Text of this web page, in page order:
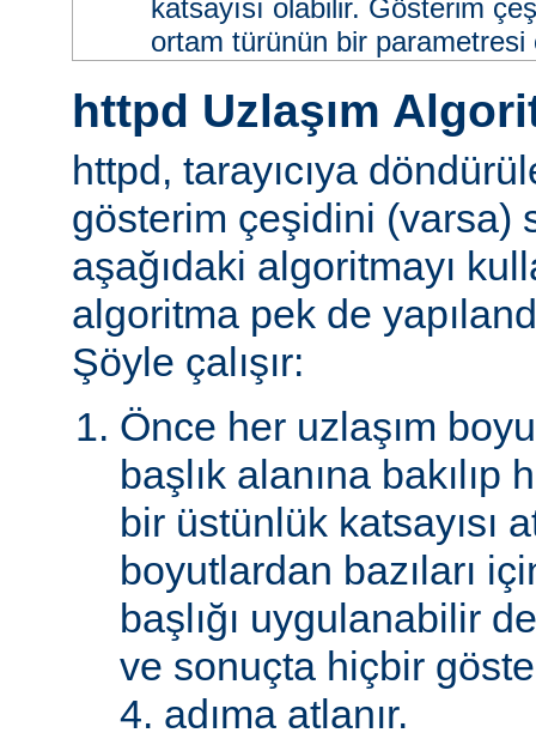
katsayısı olabilir. Gösterim
ortam türünün bir parametresi
httpd Uzlaşım
httpd, tarayıcıya
gösterim çeşidini (varsa)
aşağıdaki algoritmayı
algoritma pek de
Şöyle çalışır:
Önce her uzlaşım
başlık alanına
bir üstünlük katsayısı
boyutlardan bazıları
başlığı uygulanabilir
ve sonuçta hiçbir
4. adıma atlanır.